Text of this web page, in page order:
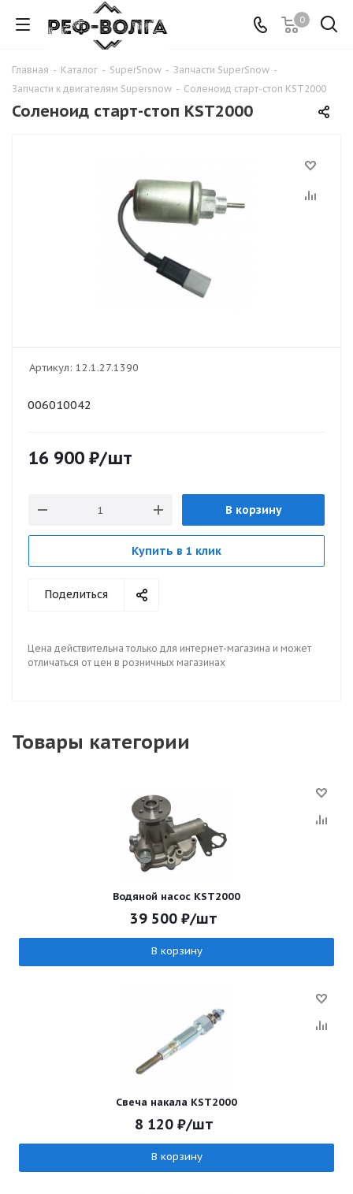
0
Главная - Каталог - SuperSnow - Запчасти SuperSnow -
Запчасти к двигателям Supersnow - Соленоид старт-стоп KST2000
Соленоид старт-стоп KST2000
Артикул: 12.1.27.1390
006010042
16 900 ₽/шт
В корзину
Купить в 1 клик
Поделиться
Цена действительна только для интернет-магазина и может
отличаться от цен в розничных магазинах
Товары категории
Водяной насос KST2000
39 500 ₽/шт
В корзину
Свеча накала KST2000
8 120₽/шт
В корзину